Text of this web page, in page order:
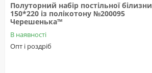
Полуторний набір постільної білизни
150*220 із полікотону №200095
Черешенька™
В наявності
Опт і роздріб